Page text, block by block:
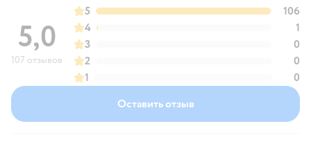
5,0
107 отзывов
5
106
4
1
3
0
2
0
1
0
Оставить отзыв